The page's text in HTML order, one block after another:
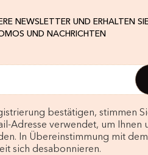
NEWSLETTER UND ERHALTEN
UND NACHRICHTEN
bestätigen, stimmen
Adresse verwendet, um Ihnen
In Übereinstimmung mit
sich desabonnieren.